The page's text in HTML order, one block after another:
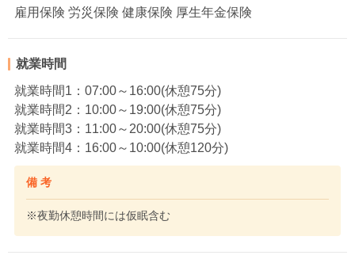
雇用保険 労災保険 健康保険 厚生年金保険
就業時間
就業時間1：07:00～16:00(休憩75分)
就業時間2：10:00～19:00(休憩75分)
就業時間3：11:00～20:00(休憩75分)
就業時間4：16:00～10:00(休憩120分)
備 考
※夜勤休憩時間には仮眠含む